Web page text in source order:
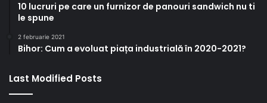
10 lucruri pe care un furnizor de panouri sandwich nu ti
le spune
2 februarie 2021
Bihor: Cum a evoluat piața industrială în 2020-2021?
Last Modified Posts